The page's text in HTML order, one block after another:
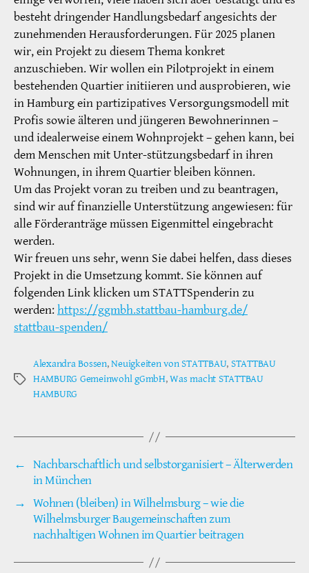
besteht dringender Handlungsbedarf angesichts der
zunehmenden Herausforderungen. Für 2025 planen
wir, ein Projekt zu diesem Thema konkret
anzuschieben. Wir wollen ein Pilotprojekt in einem
bestehenden Quartier initiieren und ausprobieren, wie
in Hamburg ein partizipatives Versorgungsmodell mit
Profis sowie älteren und jüngeren Bewohnerinnen –
und idealerweise einem Wohnprojekt – gehen kann, bei
dem Menschen mit Unter-stützungsbedarf in ihren
Wohnungen, in ihrem Quartier bleiben können.
Um das Projekt voran zu treiben und zu beantragen,
sind wir auf finanzielle Unterstützung angewiesen: für
alle Förderanträge müssen Eigenmittel eingebracht
werden.
Wir freuen uns sehr, wenn Sie dabei helfen, dass dieses
Projekt in die Umsetzung kommt. Sie können auf
folgenden Link klicken um STATTSpenderin zu
werden:https://ggmbh.stattbau-hamburg.de/
stattbau-spenden/
Schlagwörter
Alexandra Bossen,Neuigkeiten von STATTBAU, STATTBAU
HAMBURG Gemeinwohl gGmbH,Was macht STATTBAU
HAMBURG
← Nachbarschaftlich und selbstorganisiert – Älterwerden
in München
→ Wohnen (bleiben) in Wilhelmsburg – wie die
Wilhelmsburger Baugemeinschaften zum
nachhaltigen Wohnen im Quartier beitragen